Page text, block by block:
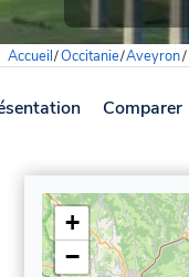
Accueil/Occitanie/Aveyron/
Comparer
+
−